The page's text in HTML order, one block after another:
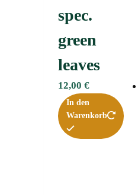
spec.
green
leaves
12,00 €
In den
Warenkorb